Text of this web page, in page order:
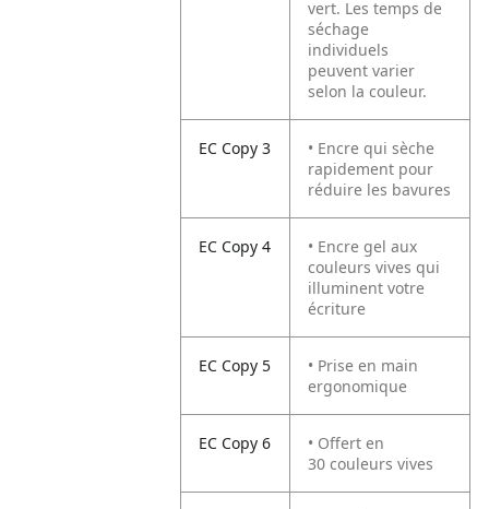
vert. Les temps de
séchage
individuels
peuvent varier
selon la couleur.
EC Copy 3
• Encre qui sèche
rapidement pour
réduire les bavures
EC Copy 4
• Encre gel aux
couleurs vives qui
illuminent votre
écriture
EC Copy 5
• Prise en main
ergonomique
EC Copy 6
• Offert en
30 couleurs vives